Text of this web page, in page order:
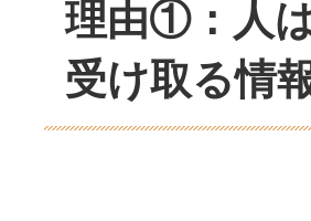
理由①：人
受け取る情